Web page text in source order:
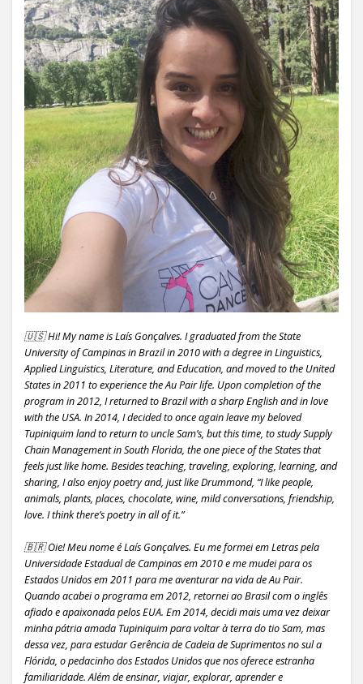
🇺🇸 Hi! My name is Laís Gonçalves. I graduated from the State
University of Campinas in Brazil in 2010 with a degree in Linguistics,
Applied Linguistics, Literature, and Education, and moved to the United
States in 2011 to experience the Au Pair life. Upon completion of the
program in 2012, I returned to Brazil with a sharp English and in love
with the USA. In 2014, I decided to once again leave my beloved
Tupiniquim land to return to uncle Sam’s, but this time, to study Supply
Chain Management in South Florida, the one piece of the States that
feels just like home. Besides teaching, traveling, exploring, learning, and
sharing, I also enjoy poetry and, just like Drummond, “I like people,
animals, plants, places, chocolate, wine, mild conversations, friendship,
love. I think there’s poetry in all of it.”
🇧🇷 Oie! Meu nome é Laís Gonçalves. Eu me formei em Letras pela
Universidade Estadual de Campinas em 2010 e me mudei para os
Estados Unidos em 2011 para me aventurar na vida de Au Pair.
Quando acabei o programa em 2012, retornei ao Brasil com o inglês
afiado e apaixonada pelos EUA. Em 2014, decidi mais uma vez deixar
minha pátria amada Tupiniquim para voltar à terra do tio Sam, mas
dessa vez, para estudar Gerência de Cadeia de Suprimentos no sul a
Flórida, o pedacinho dos Estados Unidos que nos oferece estranha
familiaridade. Além de ensinar, viajar, explorar, aprender e